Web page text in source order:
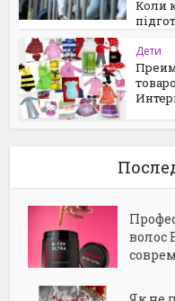
Коли
Дети
волос